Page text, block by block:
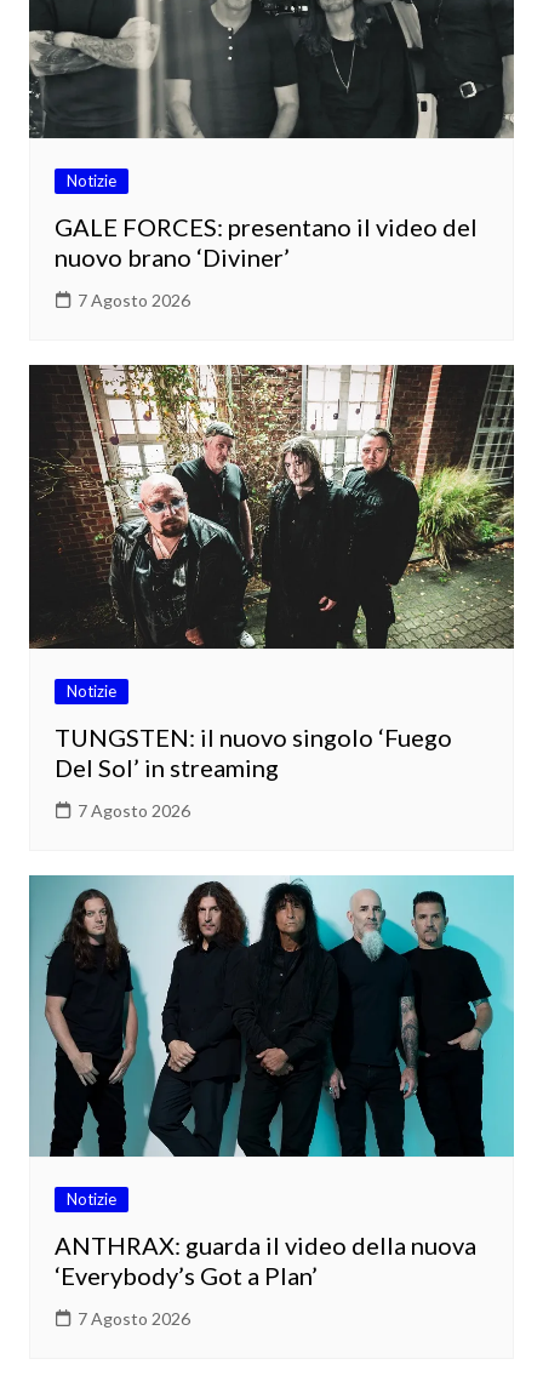
Notizie
GALE FORCES: presentano il video del
nuovo brano ‘Diviner’
7 Agosto 2026
Notizie
TUNGSTEN: il nuovo singolo ‘Fuego
Del Sol’ in streaming
7 Agosto 2026
Notizie
ANTHRAX: guarda il video della nuova
‘Everybody’s Got a Plan’
7 Agosto 2026